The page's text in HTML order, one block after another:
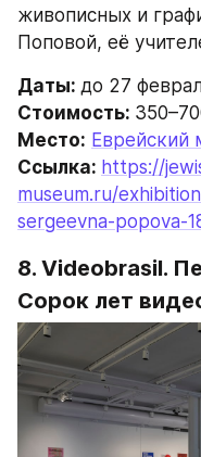
живописных и
Поповой, её
Даты: до 27
Стоимость:
Место: Еврейский
Ссылка: https://
museum.ru/
sergeevna-popova-
8. Videobrasil.
Сорок лет